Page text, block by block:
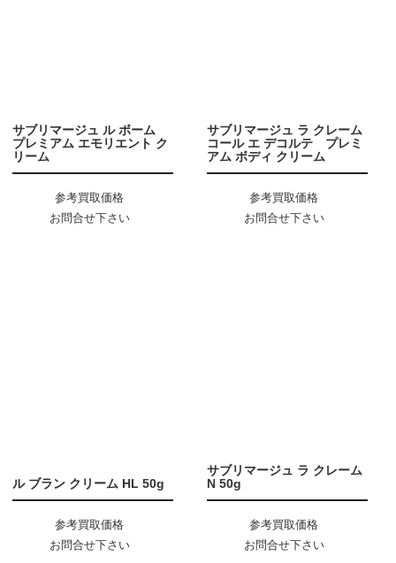
サブリマージュ ル ボーム
プレミアム エモリエント ク
リーム
参考買取価格
お問合せ下さい
サブリマージュ ラ クレーム
コール エ デコルテ プレミ
アム ボディ クリーム
参考買取価格
お問合せ下さい
ル ブラン クリーム HL 50g
参考買取価格
お問合せ下さい
サブリマージュ ラ クレーム
N 50g
参考買取価格
お問合せ下さい